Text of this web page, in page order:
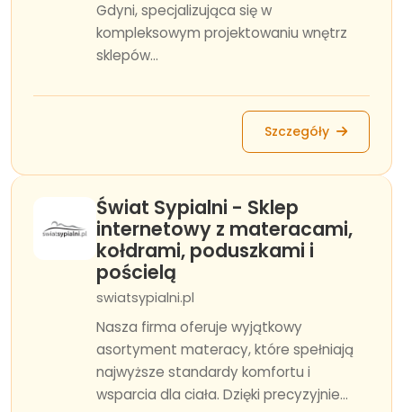
Gdyni, specjalizująca się w
kompleksowym projektowaniu wnętrz
sklepów...
Szczegóły
Świat Sypialni - Sklep
internetowy z materacami,
kołdrami, poduszkami i
pościelą
swiatsypialni.pl
Nasza firma oferuje wyjątkowy
asortyment materacy, które spełniają
najwyższe standardy komfortu i
wsparcia dla ciała. Dzięki precyzyjnie...